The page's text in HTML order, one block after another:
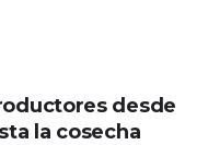
desde
la cosecha